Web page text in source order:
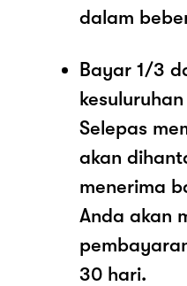
dalam
Bayar 1/3
Selepas
akan
menerima
Anda akan
30 hari.